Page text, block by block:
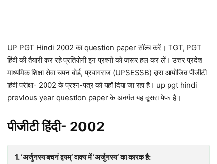
UP PGT Hindi 2002 का question paper सॉल्ब करें। TGT, PGT
हिंदी की तैयारी कर रहे प्रतियोगी इन प्रश्नों को जरूर हल कर लें। उत्तर प्रदेश
माध्यमिक शिक्षा सेवा चयन बोर्ड, प्रयागराज (UPSESSB) द्वारा आयोजित पीजीटी
हिंदी परीक्षा- 2002 के प्रश्न-पत्र को यहाँ दिया जा रहा है। up pgt hindi
previous year question paper के अंतर्गत यह दूसरा पेपर है।
पीजीटी हिंदी- 2002
1. ‘अर्जुनस्‍य बचनं द्वयम्’ वाक्‍य में ‘अर्जुनस्‍य’ का कारक है: